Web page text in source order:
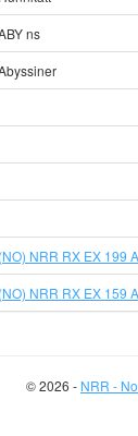
ns
(NO) NRR RX EX 199
(NO) NRR RX EX 159
© 2026 - NRR -